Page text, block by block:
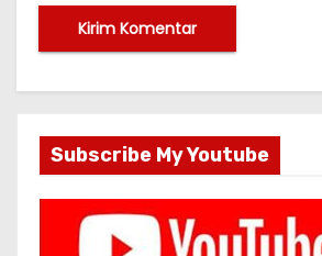
Subscribe My Youtube